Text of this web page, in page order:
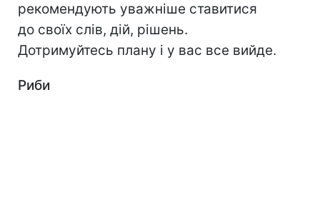
рекомендують уважніше ставитися
до своїх слів, дій, рішень.
Дотримуйтесь плану і у вас все вийде.
Риби